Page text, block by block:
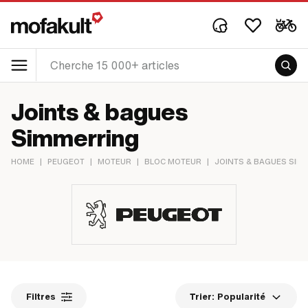
Joints & bagues
Simmerring
HOME | PEUGEOT | MOTEUR | BLOC MOTEUR | JOINTS & BAGUES
Filtres Trier: Popularité